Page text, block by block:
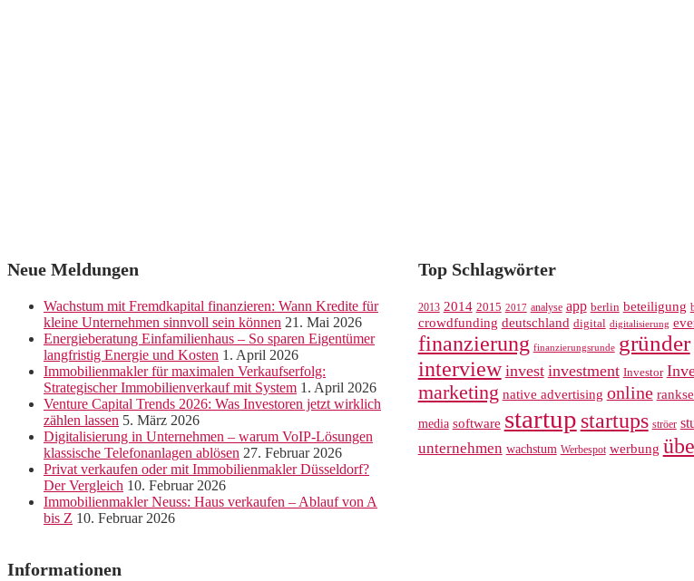
Neue Meldungen
Wachstum mit Fremdkapital finanzieren: Wann Kredite für
kleine Unternehmen sinnvoll sein können 21. Mai 2026
Energieberatung Einfamilienhaus – So sparen Eigentümer
langfristig Energie und Kosten 1. April 2026
Immobilienmakler für maximalen Verkaufserfolg:
Strategischer Immobilienverkauf mit System 1. April 2026
Venture Capital Trends 2026: Was Investoren jetzt wirklich
zählen lassen 5. März 2026
Digitalisierung in Unternehmen – warum VoIP-Lösungen
klassische Telefonanlagen ablösen 27. Februar 2026
Privat verkaufen oder mit Immobilienmakler Düsseldorf?
Der Vergleich 10. Februar 2026
Immobilienmakler Neuss: Haus verkaufen – Ablauf von A
bis Z 10. Februar 2026
Top Schlagwörter
2013 2014 2015 2017 analyse app berlin beteiligung
crowdfunding deutschland digital digitalisierung
finanzierung finanzierungsrunde gründer
interview invest investment Investor
marketing native advertising online
media software startup startups ströer
unternehmen wachstum Werbespot werbung
Informationen